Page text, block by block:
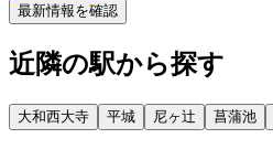
最新情報を確認
近隣の駅から探す
大和西大寺 平城 尼ヶ辻 菖蒲池